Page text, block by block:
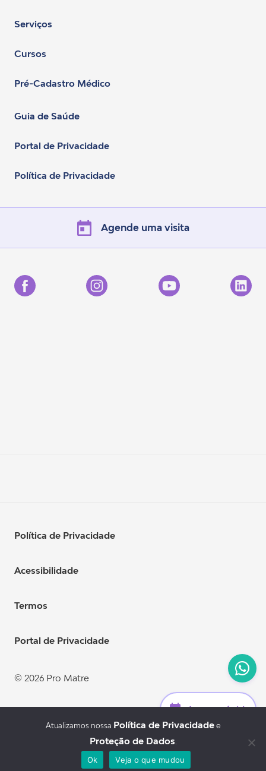
Serviços
Cursos
Pré-Cadastro Médico
Guia de Saúde
Portal de Privacidade
Política de Privacidade
Agende uma visita
© 2026 Pro Matre
Política de Privacidade
Acessibilidade
Termos
Portal de Privacidade
Dr. Eduardo Cordioli.
Acesso rápido
Atualizamos nossa Política de Privacidadee
Proteção de Dados
Ok
Veja o que mudou